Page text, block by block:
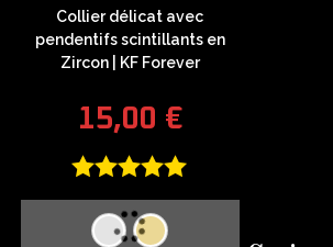
Collier délicat avec
pendentifs scintillants en
Zircon | KF Forever
15,00 €
Note5.00
sur 5